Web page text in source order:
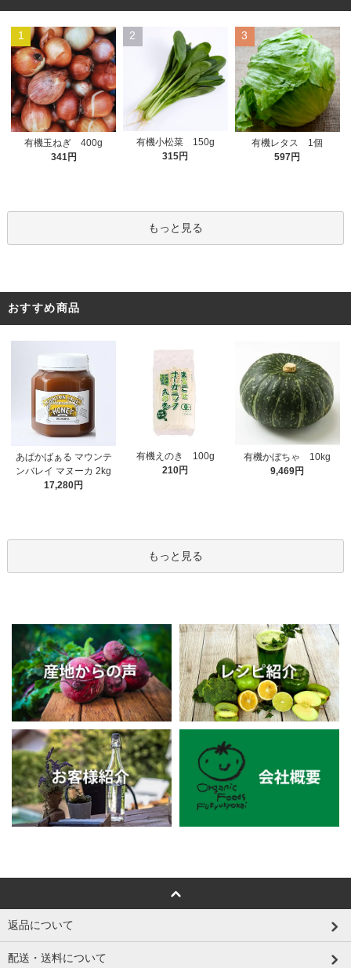
1
有機玉ねぎ 400g
341円
2
有機小松菜 150g
315円
3
有機レタス 1個
597円
もっと見る
おすすめ商品
あぱかばぁる マウンテ
ンバレイ マヌーカ 2kg
17,280円
有機えのき 100g
210円
有機かぼちゃ 10kg
9,469円
もっと見る
返品について
配送・送料について